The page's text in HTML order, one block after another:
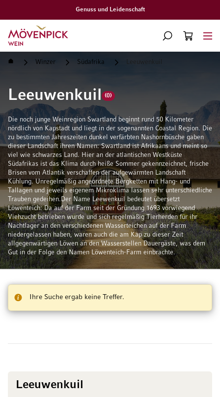
Genuss und Leidenschaft
Zur Startseite
SUCHE WARENKORB
Minicart
Startseite Winzer Südafrika Leeuwenkuil
Leeuwenkuil (0)
Die noch junge Weinregion Swartland beginnt rund 50 Kilometer
nördlich von Kapstadt und liegt in der sogenannten Coastal Region. Die
zu bestimmten Jahreszeiten dunkel verfärbten Nashornbüsche gaben
dieser Landschaft ihren Namen: Swartland ist Afrikaans und meint so
viel wie schwarzes Land. Hier an der atlantischen Westküste
Südafrikas ist das Klima durch heiße Sommer gekennzeichnet, frische
Brisen vom Atlantik verschaffen der aufgewärmten Landschaft
Kühlung. Unregelmäßig angeordnete Bergketten mit Hang- und
Tallagen und jeweils eigenem Mikroklima lassen sehr unterschiedliche
Trauben gedeihen.Der Name Leewenkuil bedeutet übersetzt
Löwenteich: Da auf der Farm seit der Gründung 1693 vorwiegend
Viehzucht betrieben wurde und sich regelmäßig Tierherden für ihr
Nachtlager an den verschiedenen Wasserteichen auf der Farm
niedergelassen haben, waren auch die am Kap zu dieser Zeit
allgegenwärtigen Löwen an den Wasserstellen Dauergäste, was dem
Gut in der Folge den Namen Löwenteich-Farm einbrachte.
Ihre Suche ergab keine Treffer.
Leeuwenkuil